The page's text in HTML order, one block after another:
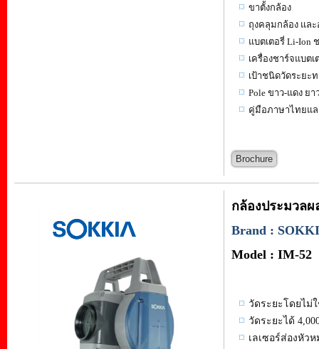
ขาตั้ง
ถุงคลุมกล้อง
แบตเตอรี่ Li-
เครื่องชาร์จแ
เป้าชนิดวัดระยะ
Pole ขาว-แดง
คู่มือภาษาไท
Brochure
กล้องประมวลผ
Brand :
Model : IM-52
วัดระยะโดยไม่
วัดระยะได้
เลเซอร์ส่องหัว